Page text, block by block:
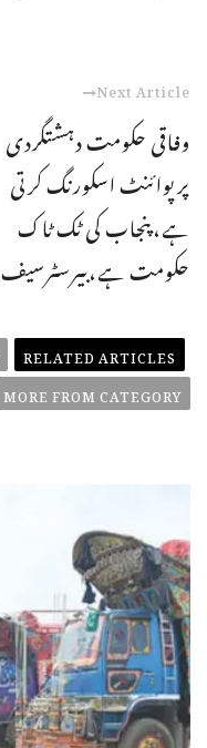
Next Article
وفاقی حکومت دہشتگردی
پرپوائنٹ اسکورنگ کرتی
ہے،پنجاب کی ٹک ٹاک
حکومت ہے،بیرسٹرسیف
RELATED ARTICLES
MORE FROM CATEGORY